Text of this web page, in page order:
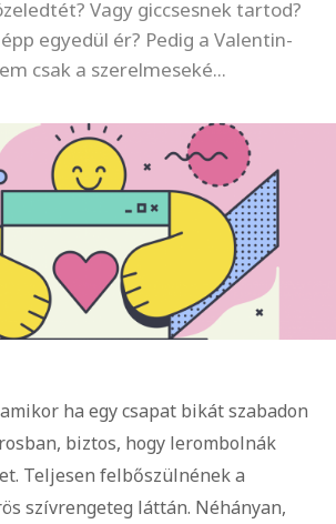
Vagy giccsesnek tartod?
egyedül ér? Pedig a Valentin-
csak a szerelmeseké...
ha egy csapat bikát szabadon
biztos, hogy lerombolnák
Teljesen felbőszülnének a
szívrengeteg láttán. Néhányan,